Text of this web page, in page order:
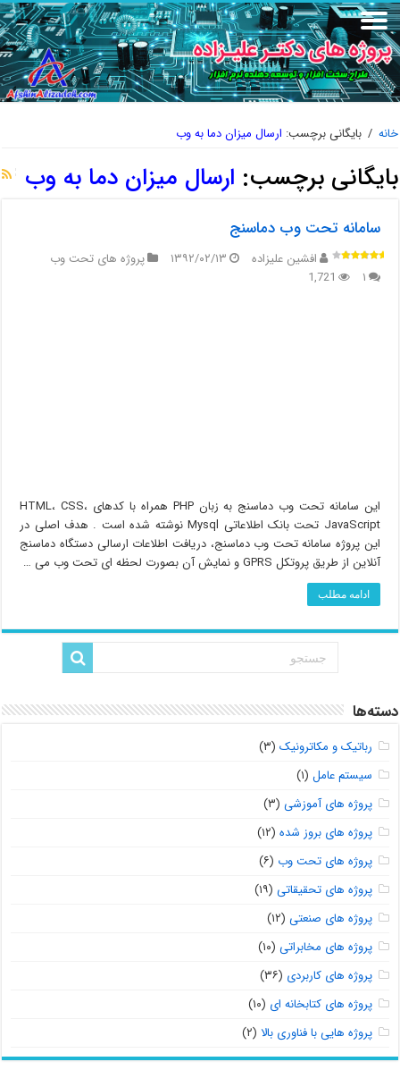
خانه / بایگانی برچسب: ارسال میزان دما به وب
بایگانی برچسب: ارسال میزان دما به وب
سامانه تحت وب دماسنج
افشین علیزاده ۱۳۹۲/۰۲/۱۳
پروژه های تحت وب
۱
1,721
این سامانه تحت وب دماسنج به زبان PHP همراه با کدهای HTML، CSS،
JavaScript تحت بانک اطلاعاتی Mysql نوشته شده است . هدف اصلی در
این پروژه سامانه تحت وب دماسنج، دریافت اطلاعات ارسالی دستگاه دماسنج
آنلاین از طریق پروتکل GPRS و نمایش آن بصورت لحظه ای تحت وب می …
ادامه مطلب
دسته‌ها
رباتیک و مکاترونیک (۳)
سیستم عامل (۱)
پروژه های آموزشی (۳)
پروژه های بروز شده (۱۲)
پروژه های تحت وب (۶)
پروژه های تحقیقاتی (۱۹)
پروژه های صنعتی (۱۲)
پروژه های مخابراتی (۱۰)
پروژه های کاربردی (۳۶)
پروژه های کتابخانه ای (۱۰)
پروژه هایی با فناوری بالا (۲)